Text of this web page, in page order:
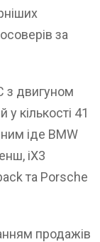
за
з двигуном
кількості 41
іде BMW
iX3
та Porsche
продажів